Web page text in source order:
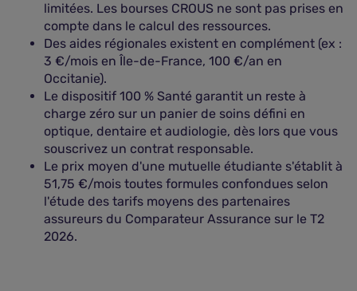
limitées. Les bourses CROUS ne sont pas prises en
compte dans le calcul des ressources.
Des aides régionales existent en complément (ex :
3 €/mois en Île-de-France, 100 €/an en
Occitanie).
Le dispositif 100 % Santé garantit un reste à
charge zéro sur un panier de soins défini en
optique, dentaire et audiologie, dès lors que vous
souscrivez un contrat responsable.
Le prix moyen d'une mutuelle étudiante s'établit à
51,75 €/mois toutes formules confondues selon
l'étude des tarifs moyens des partenaires
assureurs du Comparateur Assurance sur le T2
2026.